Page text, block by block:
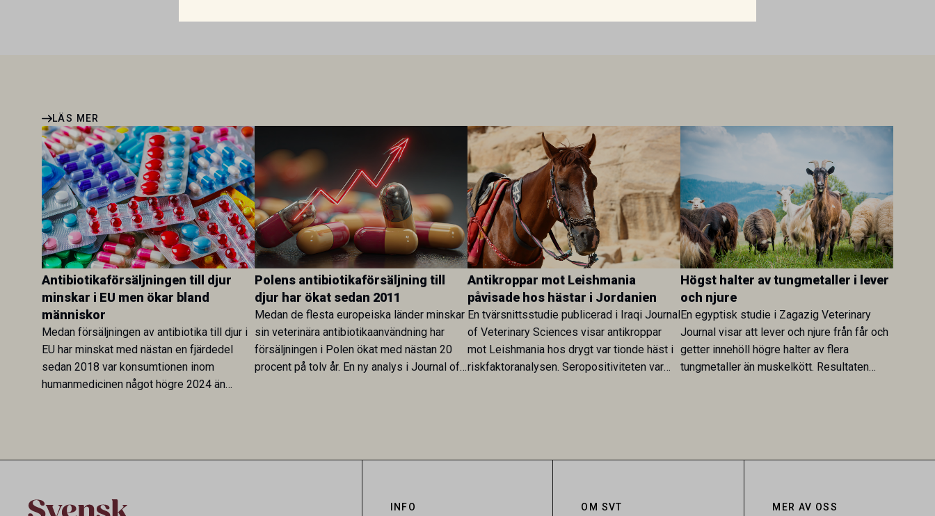
LÄS MER
Antibiotikaförsäljningen till djur
minskar i EU men ökar bland
människor
Medan försäljningen av antibiotika till djur i
EU har minskat med nästan en fjärdedel
sedan 2018 var konsumtionen inom
humanmedicinen något högre 2024 än
Polens antibiotikaförsäljning till
djur har ökat sedan 2011
Medan de flesta europeiska länder minskar
sin veterinära antibiotikaanvändning har
försäljningen i Polen ökat med nästan 20
procent på tolv år. En ny analys i Journal of
Antikroppar mot Leishmania
påvisade hos hästar i Jordanien
En tvärsnittsstudie publicerad i Iraqi Journal
of Veterinary Sciences visar antikroppar
mot Leishmania hos drygt var tionde häst i
riskfaktoranalysen. Seropositiviteten var
Högst halter av tungmetaller i lever
och njure
En egyptisk studie i Zagazig Veterinary
Journal visar att lever och njure från får och
getter innehöll högre halter av flera
tungmetaller än muskelkött. Resultaten
INFO OM SVT MER AV OSS